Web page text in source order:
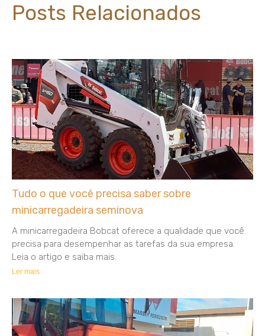
Posts Relacionados
Tudo o que você precisa saber sobre
minicarregadeira seminova
A minicarregadeira Bobcat oferece a qualidade que você
precisa para desempenhar as tarefas da sua empresa.
Leia o artigo e saiba mais.
Ler mais